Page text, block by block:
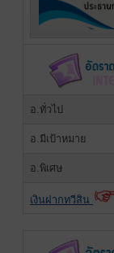
อ.ทั่วไป
อ.มีเป้าหมาย
อ.พิเศษ
เงินฝากทวีสิน